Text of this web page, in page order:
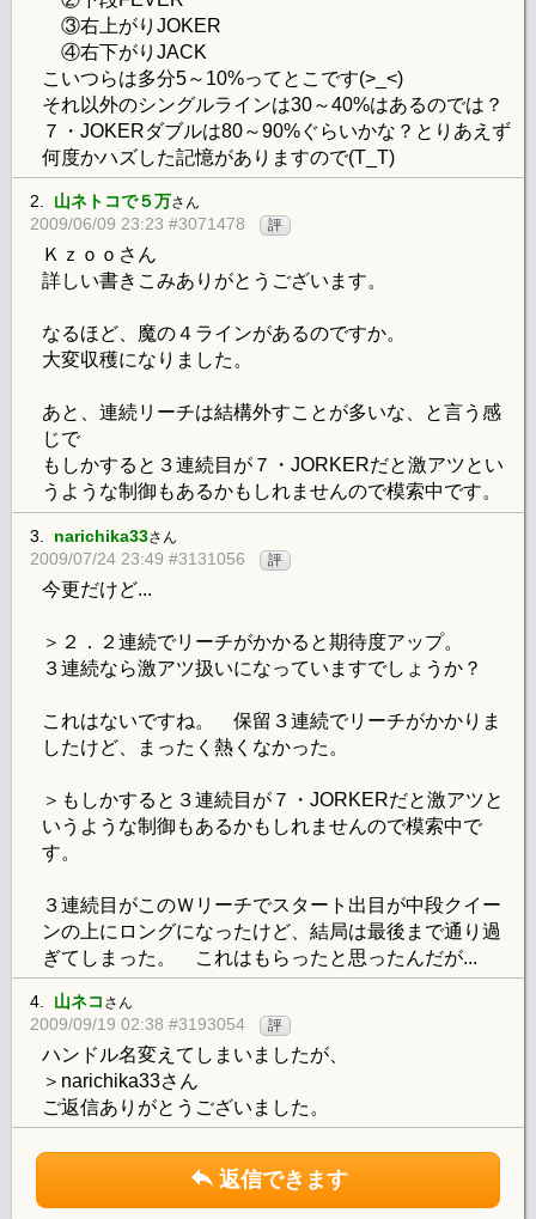
③右上がりJOKER
④右下がりJACK
こいつらは多分5～10%ってとこです(>_<)
それ以外のシングルラインは30～40%はあるのでは？
７・JOKERダブルは80～90%ぐらいかな？とりあえず
何度かハズした記憶がありますので(T_T)
2. 山ネトコで５万さん
2009/06/09 23:23 #3071478 評
Ｋｚｏｏさん
詳しい書きこみありがとうございます。
なるほど、魔の４ラインがあるのですか。
大変収穫になりました。
あと、連続リーチは結構外すことが多いな、と言う感
じで
もしかすると３連続目が７・JORKERだと激アツとい
うような制御もあるかもしれませんので模索中です。
3. narichika33さん
2009/07/24 23:49 #3131056 評
今更だけど...
＞２．２連続でリーチがかかると期待度アップ。
３連続なら激アツ扱いになっていますでしょうか？
これはないですね。 保留３連続でリーチがかかりま
したけど、まったく熱くなかった。
＞もしかすると３連続目が７・JORKERだと激アツと
いうような制御もあるかもしれませんので模索中で
す。
３連続目がこのＷリーチでスタート出目が中段クイー
ンの上にロングになったけど、結局は最後まで通り過
ぎてしまった。 これはもらったと思ったんだが...
4. 山ネコ さん
2009/09/19 02:38 #3193054 評
ハンドル名変えてしまいましたが、
＞narichika33さん
ご返信ありがとうございました。
返信できます